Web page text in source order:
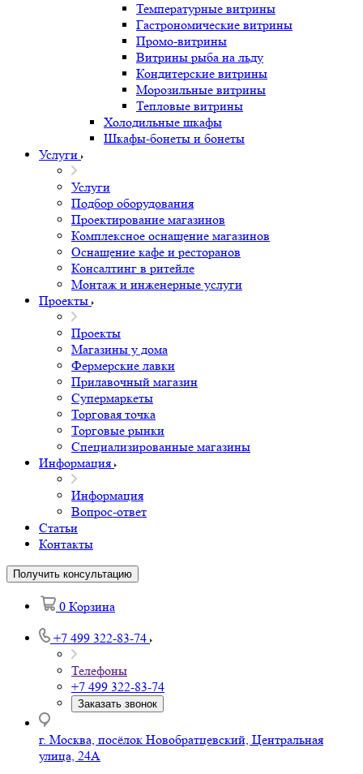
Температурные витрины
Гастрономические витрины
Промо-витрины
Витрины рыба на льду
Кондитерские витрины
Морозильные витрины
Тепловые витрины
Холодильные шкафы
Шкафы-бонеты и бонеты
Услуги
Услуги
Подбор оборудования
Проектирование магазинов
Комплексное оснащение магазинов
Оснащение кафе и ресторанов
Консалтинг в ритейле
Монтаж и инженерные услуги
Проекты
Проекты
Магазины у дома
Фермерские лавки
Прилавочный магазин
Супермаркеты
Торговая точка
Торговые рынки
Специализированные магазины
Информация
Информация
Вопрос-ответ
Статьи
Контакты
Получить консультацию
0 Корзина
+7 499 322-83-74
Телефоны
+7 499 322-83-74
Заказать звонок
г. Москва, посёлок Новобратцевский, Центральная
улица, 24А